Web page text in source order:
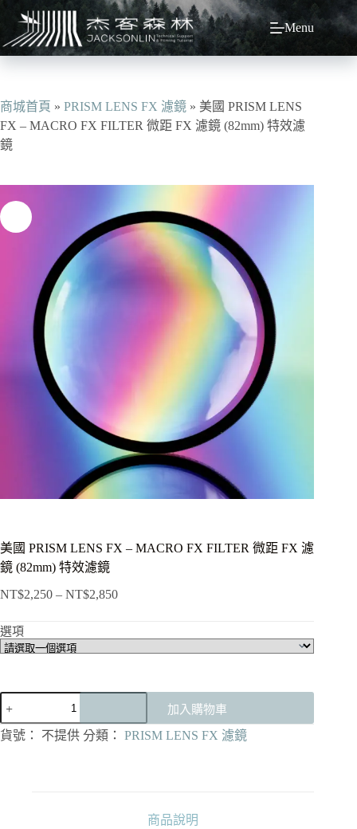
主
容
Menu
商城首頁 » PRISM LENS FX 濾鏡 » 美國 PRISM LENS
FX – MACRO FX FILTER 微距 FX 濾鏡 (82mm) 特效濾
鏡
美國 PRISM LENS FX – MACRO FX FILTER 微距 FX 濾
鏡 (82mm) 特效濾鏡
NT$2,250 – NT$2,850價
範
圍：
NT$2,850
選項
PRISM
LENS
加入購物車
貨號： 不提供 分類： PRISM LENS FX 濾鏡
商品說明